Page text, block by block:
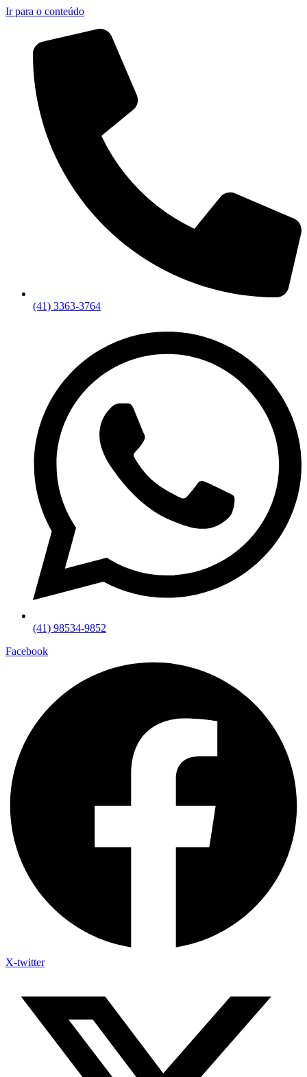
Ir para o conteúdo
(41) 3363-3764
(41) 98534-9852
Facebook
X-twitter